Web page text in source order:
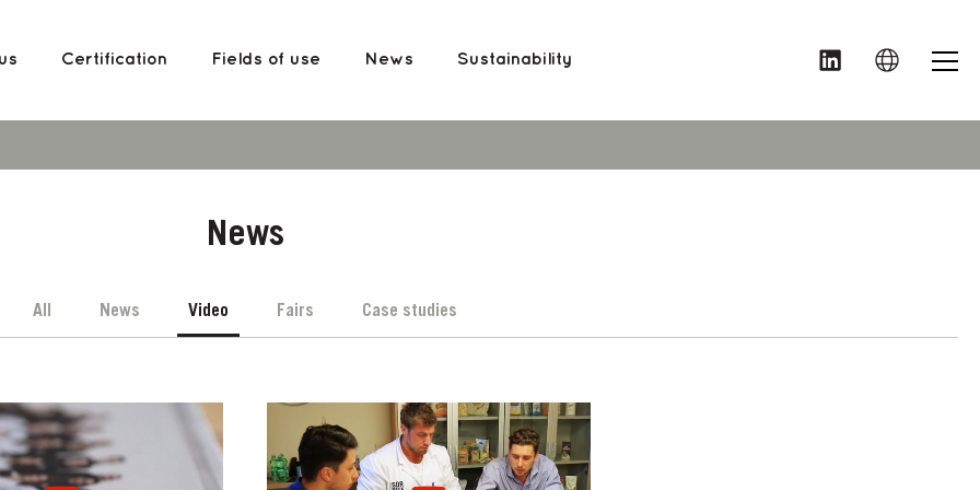
Certification Fields of use News Sustainability MENU
News
All News Video Fairs Case studies